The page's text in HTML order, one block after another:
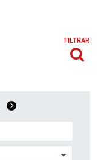
FILTRAR